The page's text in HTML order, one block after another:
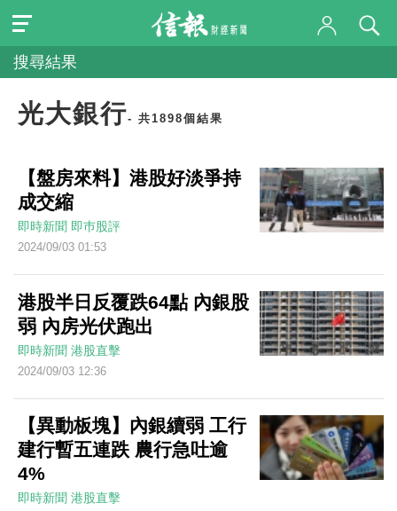
搜尋結果
光大銀行- 共1898個結果
【盤房來料】港股好淡爭持
成交縮
即時新聞 即巿股評
2024/09/03 01:53
港股半日反覆跌64點 內銀股
弱 內房光伏跑出
即時新聞 港股直擊
2024/09/03 12:36
【異動板塊】內銀續弱 工行
建行暫五連跌 農行急吐逾
4%
即時新聞 港股直擊